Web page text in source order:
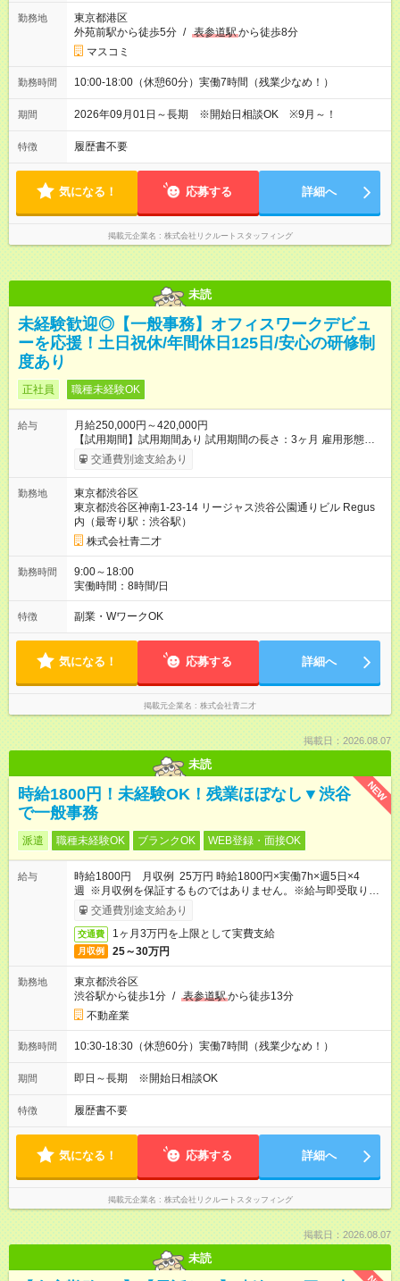
勤務地
東京都港区
外苑前駅から徒歩5分 / 表参道駅から徒歩8分
マスコミ
勤務時間 10:00-18:00（休憩60分）実働7時間（残業少なめ！）
期間 2026年09月01日～長期 ※開始日相談OK ※9月～！
特徴 履歴書不要
気になる！ 応募する 詳細へ
掲載元企業名 株式会社リクルートスタッフィング
未読
未経験歓迎◎【一般事務】オフィスワークデビュ
ーを応援！土日祝休/年間休日125日/安心の研修制
度あり
正社員 職種未経験OK
給与
月給250,000円～420,000円
【試用期間】試用期間あり 試用期間の長さ：3ヶ月 雇用形態、
給与は本採用時と同じです。
交通費別途支給あり
勤務地
東京都渋谷区
東京都渋谷区神南1-23-14 リージャス渋谷公園通りビル Regus
内（最寄り駅：渋谷駅）
株式会社青二才
勤務時間
9:00～18:00
実働時間：8時間/日
特徴 副業・WワークOK
気になる！ 応募する 詳細へ
掲載元企業名 株式会社青二才
掲載日：2026.08.07
未読
NEW
時給1800円！未経験OK！残業ほぼなし▼渋谷
で一般事務
派遣 職種未経験OK ブランクOK WEB登録・面接OK
給与
時給1800円 月収例 25万円 時給1800円×実働7h×週5日×4
週 ※月収例を保証するものではありません。※給与即受取りサ
ービス利用可（利用条件有）
交通費別途支給あり
交通費 1ヶ月3万円を上限として実費支給
月収例 25～30万円
勤務地
東京都渋谷区
渋谷駅から徒歩1分 / 表参道駅から徒歩13分
不動産業
勤務時間 10:30-18:30（休憩60分）実働7時間（残業少なめ！）
期間 即日～長期 ※開始日相談OK
特徴 履歴書不要
気になる！ 応募する 詳細へ
掲載元企業名 株式会社リクルートスタッフィング
掲載日：2026.08.07
未読